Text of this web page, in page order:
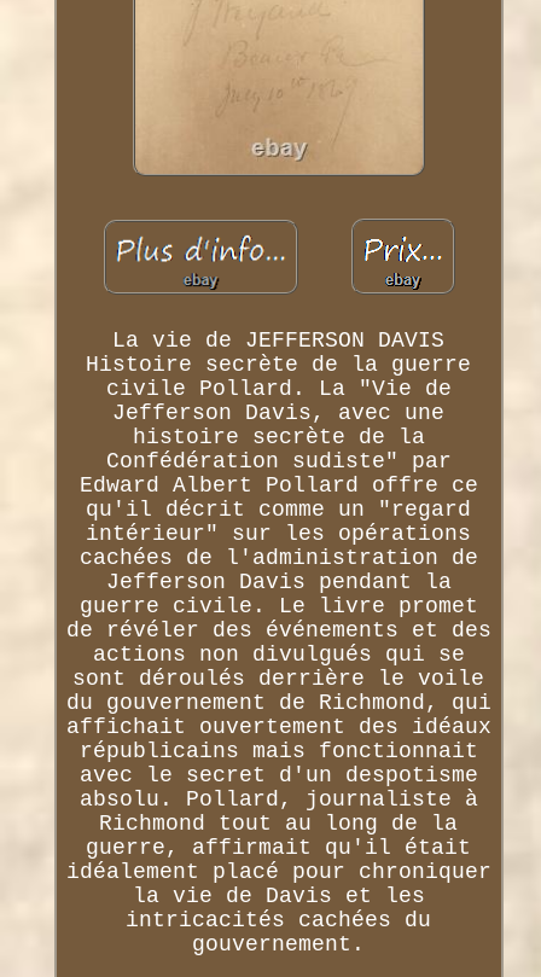
La vie de JEFFERSON DAVIS
Histoire secrète de la guerre
civile Pollard. La "Vie de
Jefferson Davis, avec une
histoire secrète de la
Confédération sudiste" par
Edward Albert Pollard offre ce
qu'il décrit comme un "regard
intérieur" sur les opérations
cachées de l'administration de
Jefferson Davis pendant la
guerre civile. Le livre promet
de révéler des événements et des
actions non divulgués qui se
sont déroulés derrière le voile
du gouvernement de Richmond, qui
affichait ouvertement des idéaux
républicains mais fonctionnait
avec le secret d'un despotisme
absolu. Pollard, journaliste à
Richmond tout au long de la
guerre, affirmait qu'il était
idéalement placé pour chroniquer
la vie de Davis et les
intricacités cachées du
gouvernement.